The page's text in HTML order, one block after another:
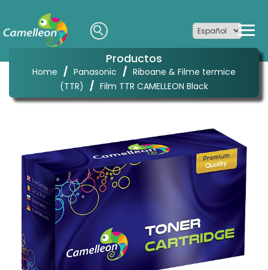
Productos
Home / Panasonic / Riboane & Filme termice
(TTR) / Film TTR CAMELLEON Black